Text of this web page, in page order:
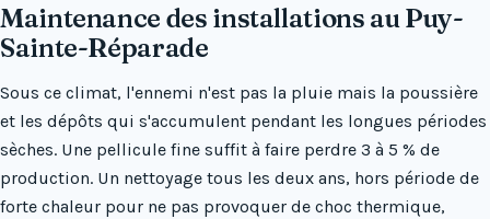
Maintenance des installations au Puy-
Sainte-Réparade
Sous ce climat, l'ennemi n'est pas la pluie mais la poussière
et les dépôts qui s'accumulent pendant les longues périodes
sèches. Une pellicule fine suffit à faire perdre 3 à 5 % de
production. Un nettoyage tous les deux ans, hors période de
forte chaleur pour ne pas provoquer de choc thermique,